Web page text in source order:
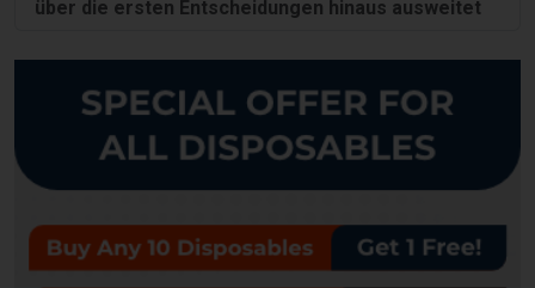
über die ersten Entscheidungen hinaus ausweitet